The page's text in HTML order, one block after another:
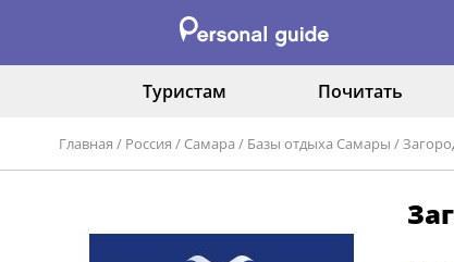
Туристам Почитать
Главная / Россия / Самара / Базы отдыха Самары /